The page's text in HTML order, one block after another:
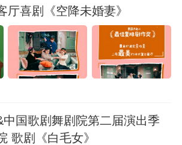
厅喜剧《空降未婚妻》
国歌剧舞剧院第二届演出季
歌剧《白毛女》